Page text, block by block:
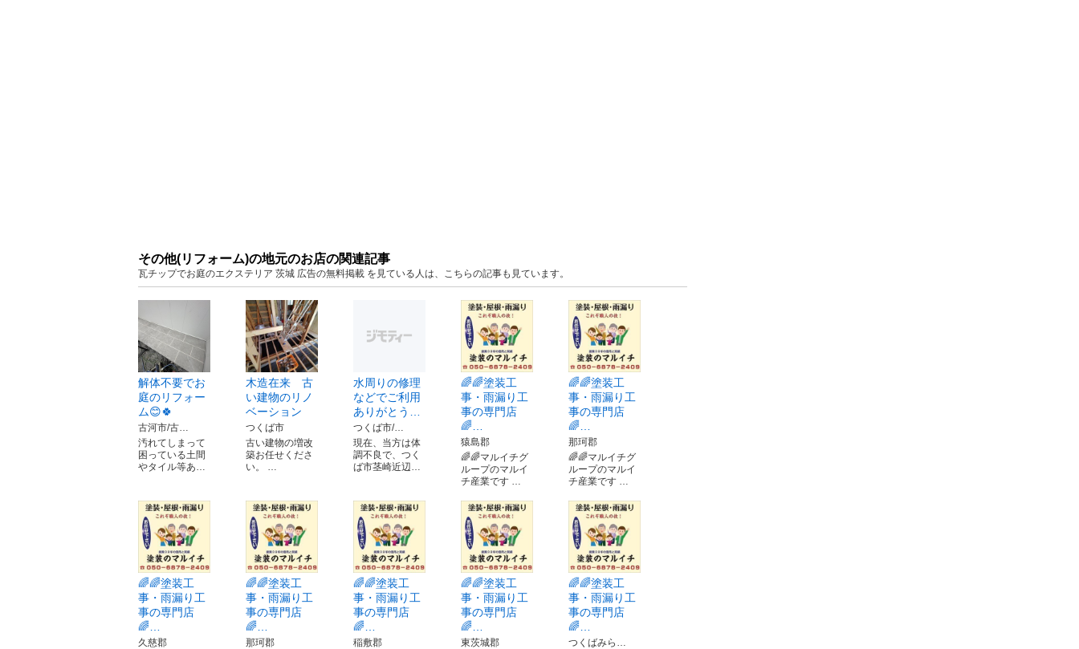
その他(リフォーム)の地元のお店の関連記事
瓦チップでお庭のエクステリア 茨城 広告の無料掲載 を見ている人は、こちらの記事も見ています。
解体不要でお
庭のリフォー
ム😊🍀
古河市/古…
汚れてしまって
困っている土間
やタイル等あ…
木造在来 古
い建物のリノ
ベーション
つくば市
古い建物の増改
築お任せくださ
い。 …
水周りの修理
などでご利用
ありがとう…
つくば市/…
現在、当方は体
調不良で、つく
ば市茎崎近辺…
🌈🌈塗装工
事・雨漏り工
事の専門店
🌈…
猿島郡
🌈🌈マルイチグ
ループのマルイ
チ産業です …
🌈🌈塗装工
事・雨漏り工
事の専門店
🌈…
那珂郡
🌈🌈マルイチグ
ループのマルイ
チ産業です …
🌈🌈塗装工
事・雨漏り工
事の専門店
🌈…
久慈郡
🌈🌈塗装工
事・雨漏り工
事の専門店
🌈…
那珂郡
🌈🌈塗装工
事・雨漏り工
事の専門店
🌈…
稲敷郡
🌈🌈塗装工
事・雨漏り工
事の専門店
🌈…
東茨城郡
🌈🌈塗装工
事・雨漏り工
事の専門店
🌈…
つくばみら…